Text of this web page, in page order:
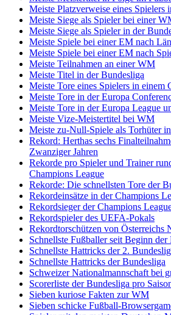
Meiste Platzverweise eines Spielers
Meiste Siege als Spieler bei einer
Meiste Siege als Spieler in der
Meiste Spiele bei einer EM nach
Meiste Spiele bei einer EM nach
Meiste Teilnahmen an einer WM
Meiste Titel in der Bundesliga
Meiste Tore eines Spielers in einem
Meiste Tore in der Europa
Meiste Tore in der Europa League
Meiste Vize-Meistertitel bei WM
Meiste zu-Null-Spiele als Torhüter
Rekord: Herthas sechs
Zwanziger Jahren
Rekorde pro Spieler und Trainer
Champions League
Rekorde: Die schnellsten Tore der
Rekordeinsätze in der Champions
Rekordsieger der Champions
Rekordspieler des UEFA-Pokals
Rekordtorschützen von Österreichs
Schnellste Fußballer seit Beginn der
Schnellste Hattricks der 2.
Schnellste Hattricks der Bundesliga
Schweizer Nationalmannschaft bei
Scorerliste der Bundesliga pro
Sieben kuriose Fakten zur WM
Sieben schicke Fußball-